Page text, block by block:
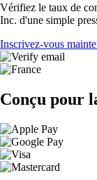
Vérifiez le taux de
Inc. d'une simple
Inscrivez-vous
Conçu pour